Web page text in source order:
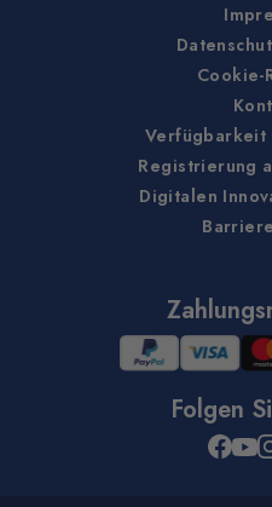
Cookie-
Verfügbarkeit
Registrierung
Digitalen
Folgen